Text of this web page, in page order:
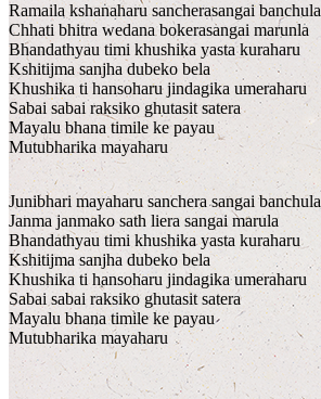
Ramaila kshanaharu sancherasangai banchula
Chhati bhitra wedana bokerasangai marunla
Bhandathyau timi khushika yasta kuraharu
Kshitijma sanjha dubeko bela
Khushika ti hansoharu jindagika umeraharu
Sabai sabai raksiko ghutasit satera
Mayalu bhana timile ke payau
Mutubharika mayaharu
Junibhari mayaharu sanchera sangai banchula
Janma janmako sath liera sangai marula
Bhandathyau timi khushika yasta kuraharu
Kshitijma sanjha dubeko bela
Khushika ti hansoharu jindagika umeraharu
Sabai sabai raksiko ghutasit satera
Mayalu bhana timile ke payau
Mutubharika mayaharu